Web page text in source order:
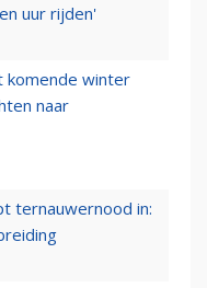
uur rijden'
komende winter
naar
ternauwernood in: